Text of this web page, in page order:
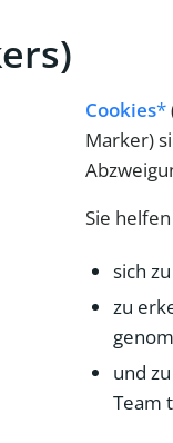
Cookies
Marker)
Sie
sich
zu
und
Team